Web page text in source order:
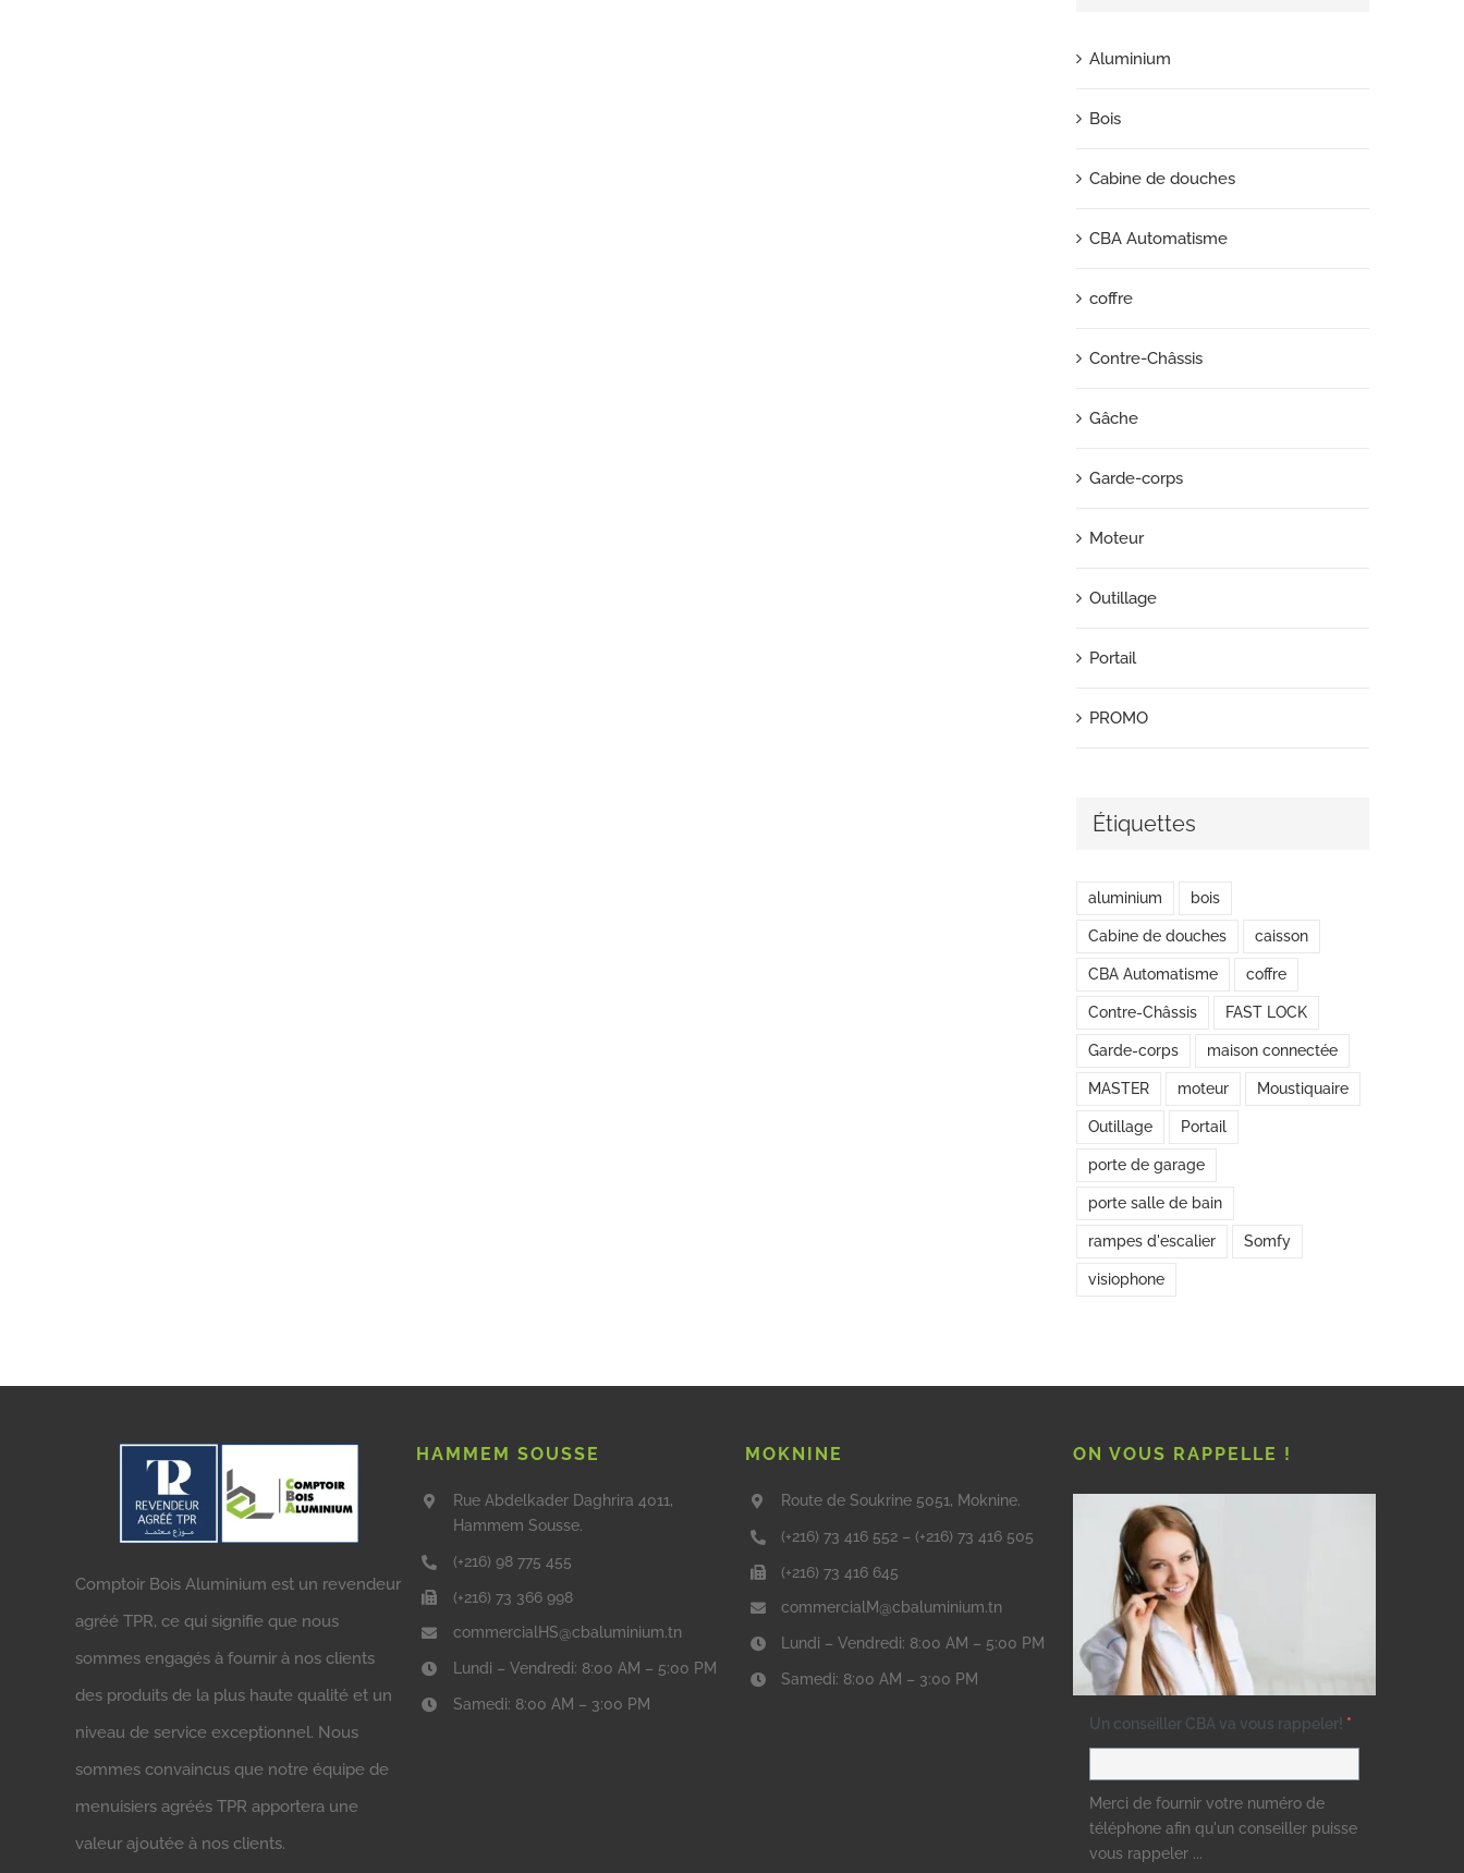
Aluminium
Bois
Cabine de douches
CBA Automatisme
coffre
Contre-Châssis
Gâche
Garde-corps
Moteur
Outillage
Portail
PROMO
Étiquettes
aluminium bois
Cabine de douches caisson
CBA Automatisme coffre
Contre-Châssis FAST LOCK
Garde-corps maison connectée
MASTER moteur Moustiquaire
Outillage Portail
porte de garage
porte salle de bain
rampes d'escalier Somfy
visiophone
Comptoir Bois Aluminium est un revendeur
agréé TPR, ce qui signifie que nous
sommes engagés à fournir à nos clients
des produits de la plus haute qualité et un
niveau de service exceptionnel. Nous
sommes convaincus que notre équipe de
menuisiers agréés TPR apportera une
valeur ajoutée à nos clients.
HAMMEM SOUSSE
Rue Abdelkader Daghrira 4011,
Hammem Sousse.
(+216) 98 775 455
(+216) 73 366 998
commercialHS@cbaluminium.tn
Lundi – Vendredi: 8:00 AM – 5:00 PM
Samedi: 8:00 AM – 3:00 PM
MOKNINE
Route de Soukrine 5051, Moknine.
(+216) 73 416 552 – (+216) 73 416 505
(+216) 73 416 645
commercialM@cbaluminium.tn
Lundi – Vendredi: 8:00 AM – 5:00 PM
Samedi: 8:00 AM – 3:00 PM
ON VOUS RAPPELLE !
Un conseiller CBA va vous rappeler! *
Merci de fournir votre numéro de
téléphone afin qu'un conseiller puisse
vous rappeler ...